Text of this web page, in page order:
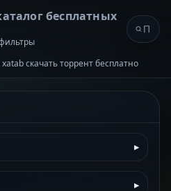
бесплатных
xatab скачать торрент бесплатно
▸
▸